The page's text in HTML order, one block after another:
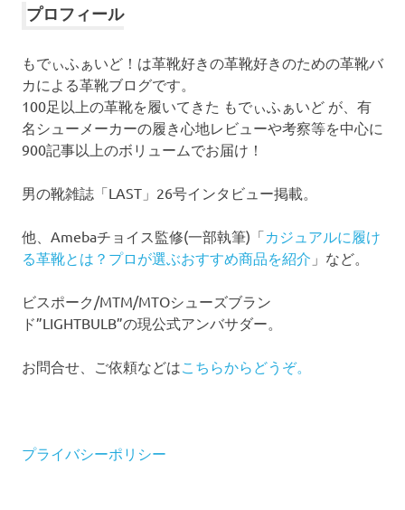
イ
プロフィール
もでぃふぁいど！は革靴好きの革靴好きのための革靴バ
カによる革靴ブログです。
100足以上の革靴を履いてきた もでぃふぁいど が、有
名シューメーカーの履き心地レビューや考察等を中心に
900記事以上のボリュームでお届け！
男の靴雑誌「LAST」26号インタビュー掲載。
他、Amebaチョイス監修(一部執筆)「カジュアルに履け
る革靴とは？プロが選ぶおすすめ商品を紹介 」など。
ビスポーク/MTM/MTOシューズブラン
ド”LIGHTBULB”の現公式アンバサダー。
お問合せ、ご依頼などは こちらからどうぞ。
プライバシーポリシー